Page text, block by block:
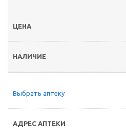
Выбрать аптеку